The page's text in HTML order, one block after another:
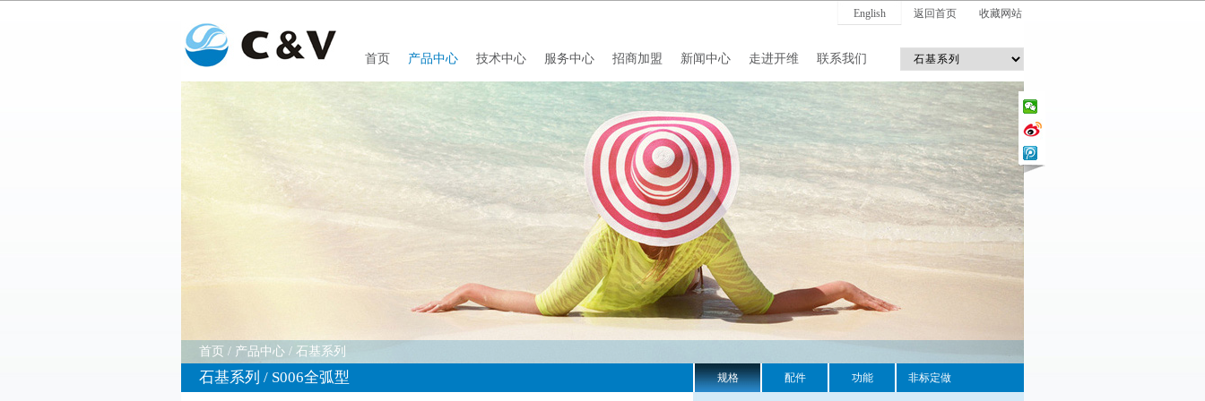
English 返回首页 收藏网站
首页 产品中心 技术中心 服务中心 招商加盟 新闻中心 走进开维 联系我们
首页 / 产品中心 / 石基系列
石基系列 / S006全弧型 规格 配件 功能 非标定做